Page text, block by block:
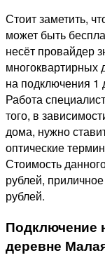
Стоит заметить,
может быть
несёт провайдер
многоквартирных
на подключения 1
Работа
того, в
дома, нужно
оптические
Стоимость
рублей,
рублей.
Подключение
деревне